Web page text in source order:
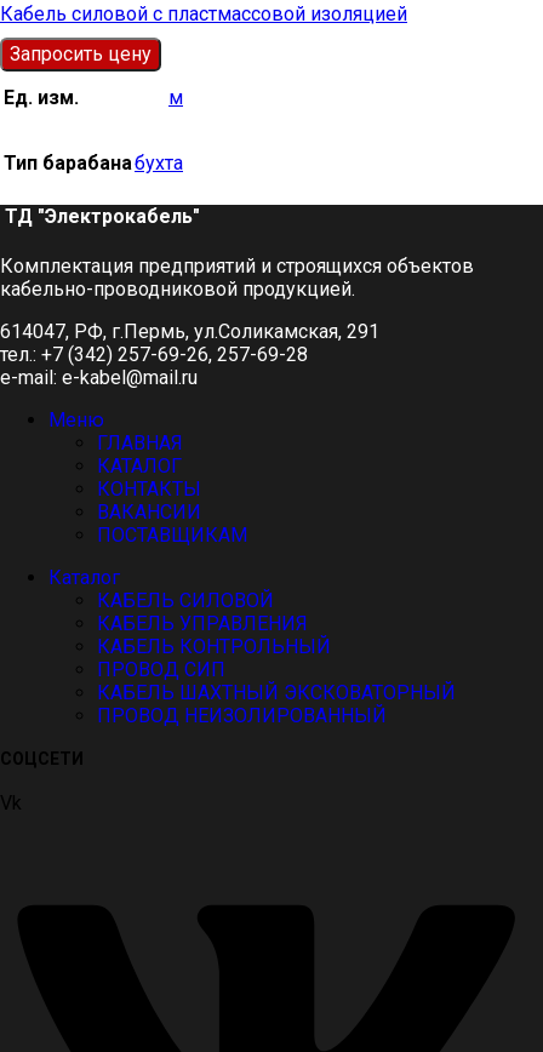
Кабель силовой с пластмассовой изоляцией
Запросить цену
Ед. изм.
м
Тип барабанабухта
ТД "Электрокабель"​
Комплектация предприятий и строящихся объектов
кабельно-проводниковой продукцией.
614047, РФ, г.Пермь, ул.Соликамская, 291
тел.: +7 (342) 257-69-26, 257-69-28
e-mail: e-kabel@mail.ru
Меню
ГЛАВНАЯ
КАТАЛОГ
КОНТАКТЫ
ВАКАНСИИ
ПОСТАВЩИКАМ
Каталог
КАБЕЛЬ СИЛОВОЙ
КАБЕЛЬ УПРАВЛЕНИЯ
КАБЕЛЬ КОНТРОЛЬНЫЙ
ПРОВОД СИП
КАБЕЛЬ ШАХТНЫЙ ЭКСКОВАТОРНЫЙ
ПРОВОД НЕИЗОЛИРОВАННЫЙ
СОЦСЕТИ
Vk